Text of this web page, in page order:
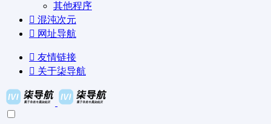
其他程序
混沌次元
网址导航
友情链接
关于柒导航